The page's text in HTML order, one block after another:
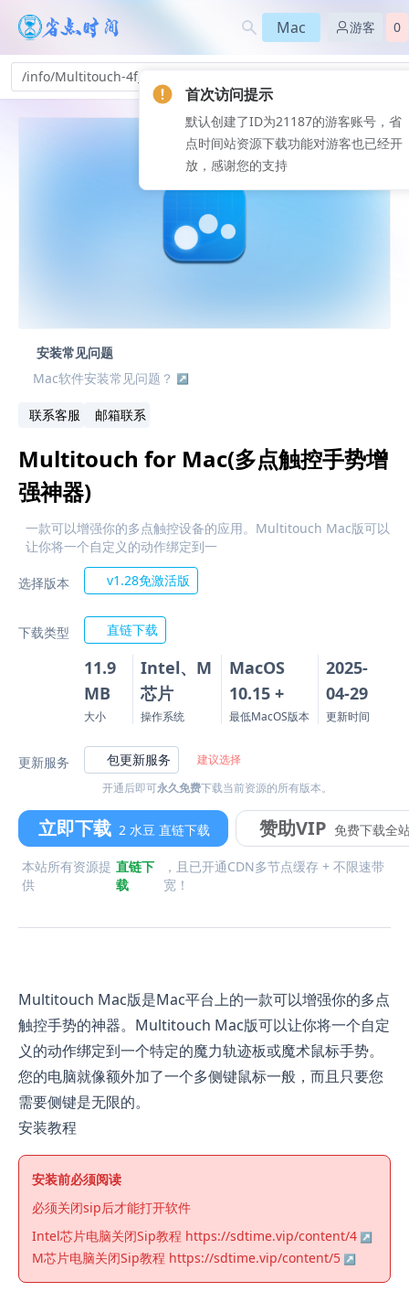
Mac 游客 0
/info/Multitouch-4f_182
安装常见问题
Mac软件安装常见问题？
联系客服 邮箱联系
Multitouch for Mac(多点触控手势增
强神器)
一款可以增强你的多点触控设备的应用。Multitouch Mac版可以
让你将一个自定义的动作绑定到一
选择版本 v1.28免激活版
下载类型 直链下载
11.9
MB
大小
Intel、M
芯片
操作系统
MacOS
10.15 +
最低MacOS版本
2025-
04-29
更新时间
更新服务 包更新服务
建议选择
开通后即可永久免费下载当前资源的所有版本。
立即下载 2 水豆 直链下载 赞助VIP 免费下载全
本站所有资源提
供
直链下
载
，且已开通CDN多节点缓存 + 不限速带
宽！
Multitouch Mac版是Mac平台上的一款可以增强你的多点
触控手势的神器。Multitouch Mac版可以让你将一个自定
义的动作绑定到一个特定的魔力轨迹板或魔术鼠标手势。
您的电脑就像额外加了一个多侧键鼠标一般，而且只要您
需要侧键是无限的。
安装教程
安装前必须阅读
必须关闭sip后才能打开软件
Intel芯片电脑关闭Sip教程 https://sdtime.vip/content/4
M芯片电脑关闭Sip教程 https://sdtime.vip/content/5
首次访问提示
默认创建了ID为21187的游客账号，省
点时间站资源下载功能对游客也已经开
放，感谢您的支持